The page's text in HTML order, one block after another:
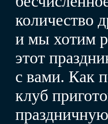
количество
и мы хотим
этот
с вами. Как
клуб